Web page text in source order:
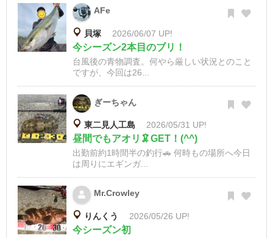
AFe
貝塚 2026/06/07 UP!
今シーズン2本目のブリ！
台風後の青物調査。何やら厳しい状況とのこと
ですが、今回は26...
ぎーちゃん
東二見人工島 2026/05/31 UP!
昼間でもアオリ🦑GET！(^^)
出勤前約1時間半の釣行🚗 何時もの場所へ今日
は周りにエギンガ...
Mr.Crowley
りんくう 2026/05/26 UP!
今シーズン初